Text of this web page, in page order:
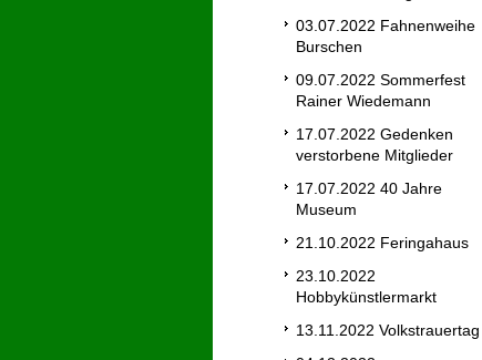
03.07.2022 Fahnenweihe
Burschen
09.07.2022 Sommerfest
Rainer Wiedemann
17.07.2022 Gedenken
verstorbene Mitglieder
17.07.2022 40 Jahre
Museum
21.10.2022 Feringahaus
23.10.2022
Hobbykünstlermarkt
13.11.2022 Volkstrauertag